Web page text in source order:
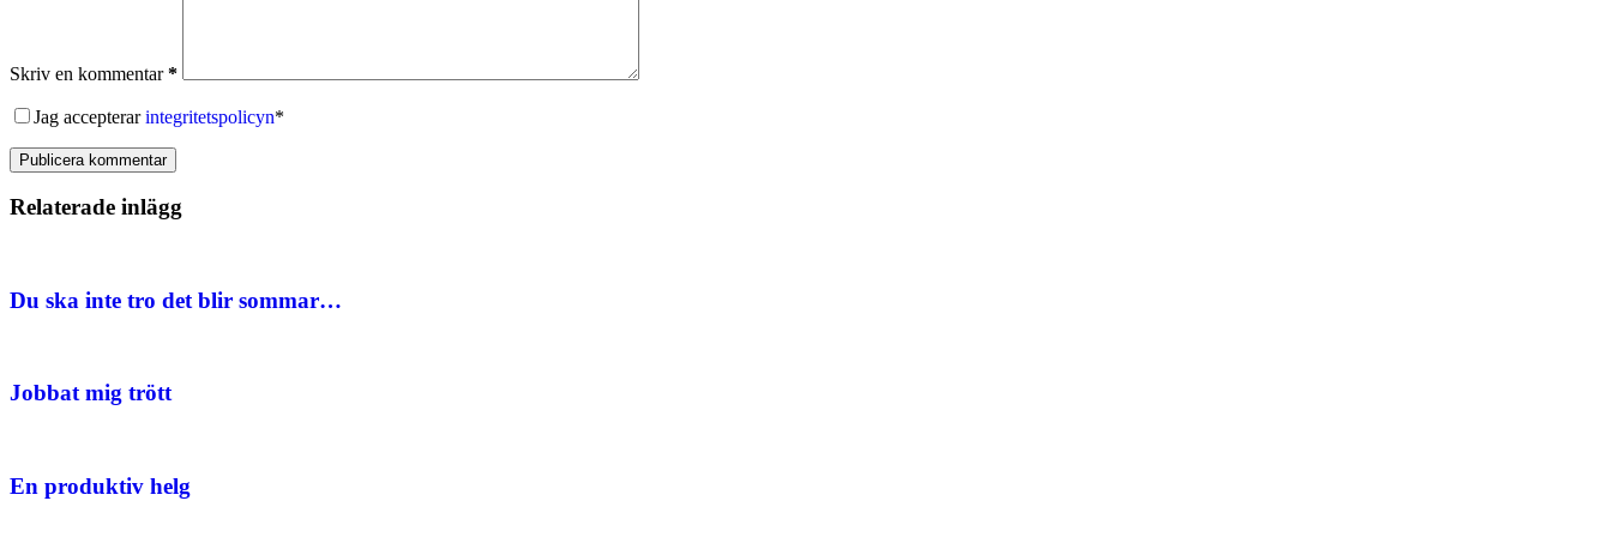
Skriv en kommentar*
Jag accepterarintegritetspolicyn*
Publicera kommentar
Relaterade inlägg
Du ska inte tro det blir sommar…
Jobbat mig trött
En produktiv helg